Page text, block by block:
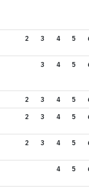
2 3 4 5
3 4 5
2 3 4 5
2 3 4 5
2 3 4 5
4 5